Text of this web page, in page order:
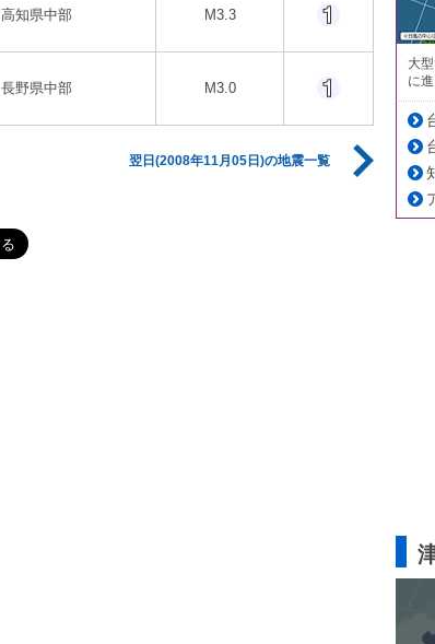
高知県中部 M3.3
長野県中部 M3.0
翌日(2008年11月05日)の地震一覧
大
に